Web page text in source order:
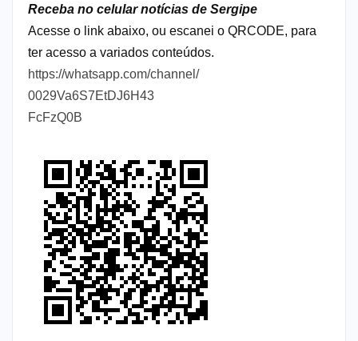
Receba no celular notícias de Sergipe
Acesse o link abaixo, ou escanei o QRCODE, para
ter acesso a variados conteúdos.
https://whatsapp.com/channel/
0029Va6S7EtDJ6H43
FcFzQ0B